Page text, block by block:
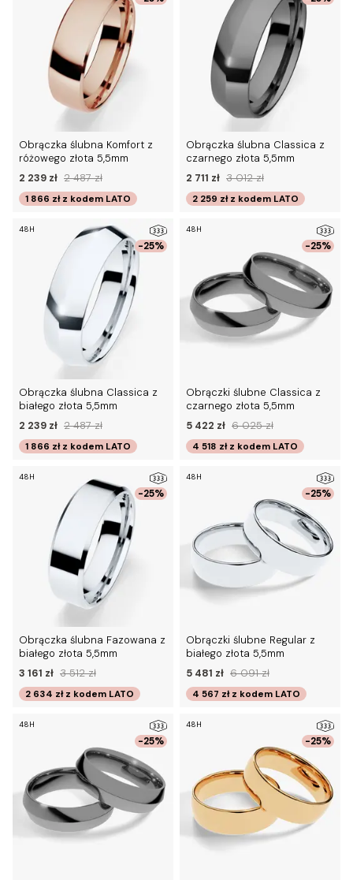
Obrączka ślubna Komfort z
różowego złota 5,5mm
2 239 zł 2 487 zł
1 866 zł z kodem LATO
Obrączka ślubna Classica z
czarnego złota 5,5mm
2 711 zł 3 012 zł
2 259 zł z kodem LATO
-25%
48H
Obrączka ślubna Classica z
białego złota 5,5mm
2 239 zł 2 487 zł
1 866 zł z kodem LATO
-25%
48H
Obrączki ślubne Classica z
czarnego złota 5,5mm
5 422 zł 6 025 zł
4 518 zł z kodem LATO
-25%
48H
Obrączka ślubna Fazowana z
białego złota 5,5mm
3 161 zł 3 512 zł
2 634 zł z kodem LATO
-25%
48H
Obrączki ślubne Regular z
białego złota 5,5mm
5 481 zł 6 091 zł
4 567 zł z kodem LATO
-25%
48H
-25%
48H